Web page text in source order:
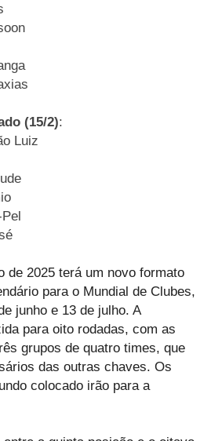
(15/2):
Luiz
de 2025 terá um novo formato
para o Mundial de Clubes,
junho e 13 de julho. A
para oito rodadas, com as
grupos de quatro times, que
das outras chaves. Os
colocado irão para a